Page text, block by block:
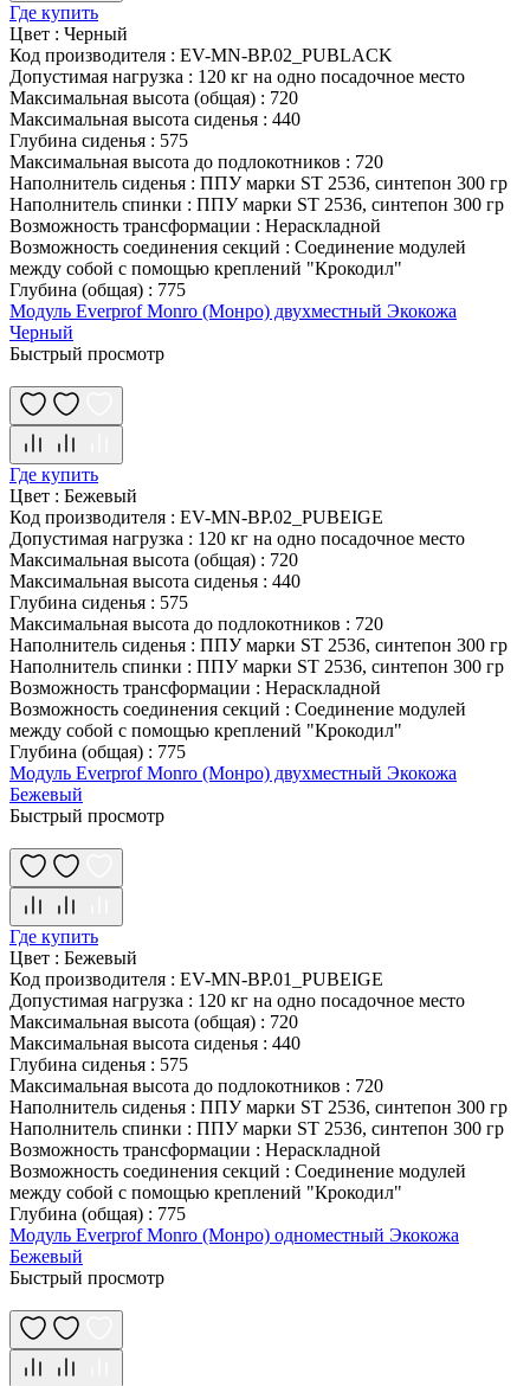
Где купить
Цвет : Черный
Код производителя : EV-MN-BP.02_PUBLACK
Допустимая нагрузка : 120 кг на одно посадочное место
Максимальная высота (общая) : 720
Максимальная высота сиденья : 440
Глубина сиденья : 575
Максимальная высота до подлокотников : 720
Наполнитель сиденья : ППУ марки ST 2536, синтепон 300 гр
Наполнитель спинки : ППУ марки ST 2536, синтепон 300 гр
Возможность трансформации : Нераскладной
Возможность соединения секций : Соединение модулей
между собой с помощью креплений "Крокодил"
Глубина (общая) : 775
Модуль Everprof Monro (Монро) двухместный Экокожа
Черный
Быстрый просмотр
Где купить
Цвет : Бежевый
Код производителя : EV-MN-BP.02_PUBEIGE
Допустимая нагрузка : 120 кг на одно посадочное место
Максимальная высота (общая) : 720
Максимальная высота сиденья : 440
Глубина сиденья : 575
Максимальная высота до подлокотников : 720
Наполнитель сиденья : ППУ марки ST 2536, синтепон 300 гр
Наполнитель спинки : ППУ марки ST 2536, синтепон 300 гр
Возможность трансформации : Нераскладной
Возможность соединения секций : Соединение модулей
между собой с помощью креплений "Крокодил"
Глубина (общая) : 775
Модуль Everprof Monro (Монро) двухместный Экокожа
Бежевый
Быстрый просмотр
Где купить
Цвет : Бежевый
Код производителя : EV-MN-BP.01_PUBEIGE
Допустимая нагрузка : 120 кг на одно посадочное место
Максимальная высота (общая) : 720
Максимальная высота сиденья : 440
Глубина сиденья : 575
Максимальная высота до подлокотников : 720
Наполнитель сиденья : ППУ марки ST 2536, синтепон 300 гр
Наполнитель спинки : ППУ марки ST 2536, синтепон 300 гр
Возможность трансформации : Нераскладной
Возможность соединения секций : Соединение модулей
между собой с помощью креплений "Крокодил"
Глубина (общая) : 775
Модуль Everprof Monro (Монро) одноместный Экокожа
Бежевый
Быстрый просмотр